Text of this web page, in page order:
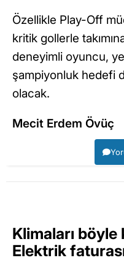
Özellikle Play-Off
kritik gollerle
deneyimli oyuncu,
şampiyonluk hedefi
olacak.
Mecit Erdem Övüç
Klimaları
Elektrik